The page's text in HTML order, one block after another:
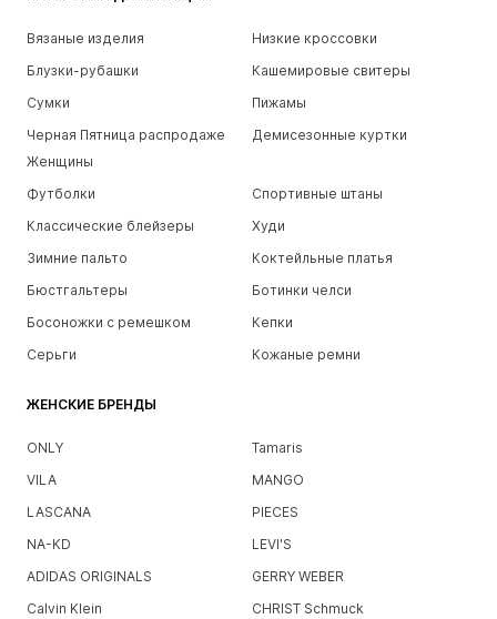
Вязаные изделия
Низкие кроссовки
Блузки-рубашки
Кашемировые свитеры
Сумки
Пижамы
Черная Пятница распродаже
Женщины
Демисезонные куртки
Футболки
Спортивные штаны
Классические блейзеры
Худи
Зимние пальто
Коктейльные платья
Бюстгальтеры
Ботинки челси
Босоножки с ремешком
Кепки
Серьги
Кожаные ремни
ЖЕНСКИЕ БРЕНДЫ
ONLY
Tamaris
VILA
MANGO
LASCANA
PIECES
NA-KD
LEVI'S
ADIDAS ORIGINALS
GERRY WEBER
Calvin Klein
CHRIST Schmuck